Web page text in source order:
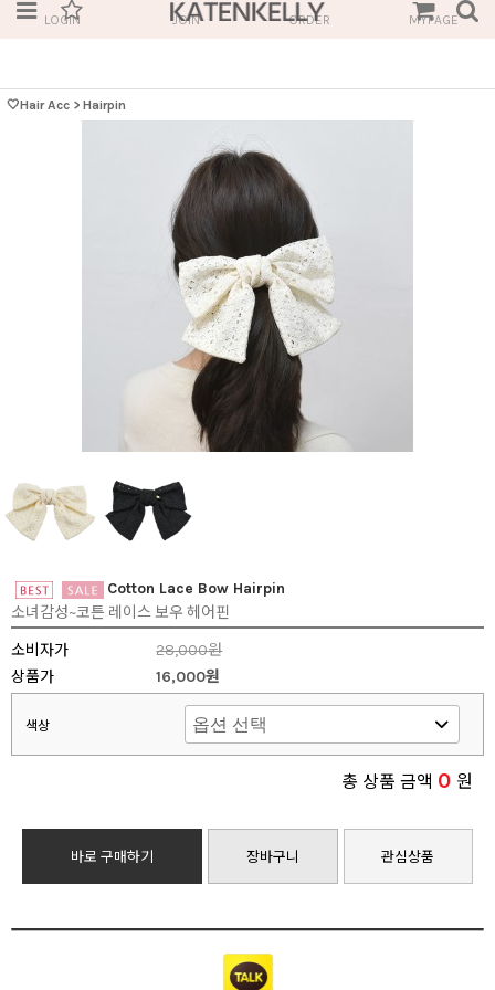
LOGIN JOIN ORDER MYPAGE
🤍Hair Acc > Hairpin
Cotton Lace Bow Hairpin
소녀감성~코튼 레이스 보우 헤어핀
소비자가
28,000원
상품가
16,000원
색상
총 상품 금액 0 원
바로 구매하기 장바구니 관심상품